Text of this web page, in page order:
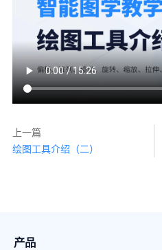
上一篇
绘图工具介绍（二）
产品